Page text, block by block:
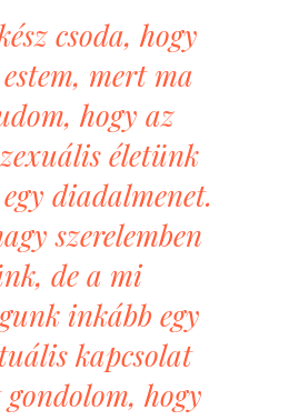
csoda, hogy
mert ma
hogy az
életünk
diadalmenet.
szerelemben
de a mi
inkább egy
kapcsolat
hogy